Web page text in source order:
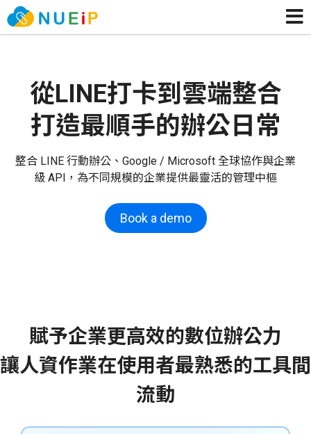
從LINE打卡到雲端整合
打造最順手的辦公日常
整合 LINE 行動辦公、Google / Microsoft 全球協作與企業
級 API，為不同規模的企業提供最靈活的管理中樞
Book a demo
賦予企業更高效的數位辦公力
讓人資作業在使用者最熟悉的工具間
流動